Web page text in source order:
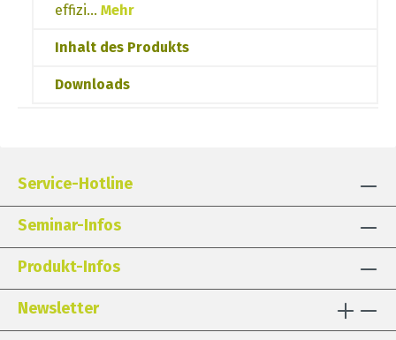
effizi… Mehr
Inhalt des Produkts
Downloads
Service-Hotline
Seminar-Infos
Produkt-Infos
Newsletter